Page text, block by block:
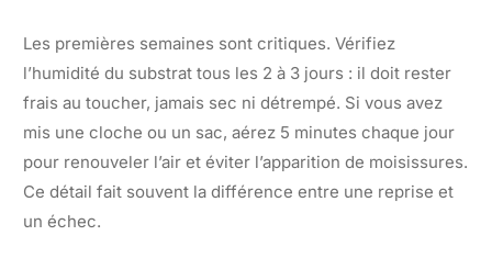
Les premières semaines sont critiques. Vérifiez
l’humidité du substrat tous les 2 à 3 jours : il doit rester
frais au toucher, jamais sec ni détrempé. Si vous avez
mis une cloche ou un sac, aérez 5 minutes chaque jour
pour renouveler l’air et éviter l’apparition de moisissures.
Ce détail fait souvent la différence entre une reprise et
un échec.